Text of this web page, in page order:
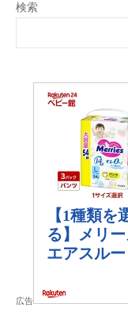
検索
広告